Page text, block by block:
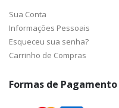
Sua Conta
Informações Pessoais
Esqueceu sua senha?
Carrinho de Compras
Formas de Pagamento